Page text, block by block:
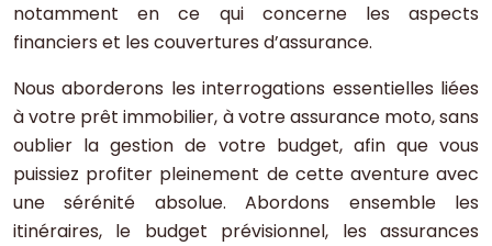
notamment en ce qui concerne les aspects
financiers et les couvertures d’assurance.
Nous aborderons les interrogations essentielles liées
à votre prêt immobilier, à votre assurance moto, sans
oublier la gestion de votre budget, afin que vous
puissiez profiter pleinement de cette aventure avec
une sérénité absolue. Abordons ensemble les
itinéraires, le budget prévisionnel, les assurances